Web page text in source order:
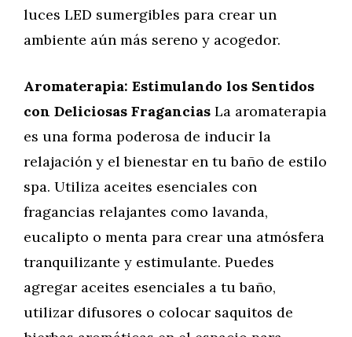
luces LED sumergibles para crear un
ambiente aún más sereno y acogedor.
Aromaterapia: Estimulando los Sentidos
con Deliciosas Fragancias La aromaterapia
es una forma poderosa de inducir la
relajación y el bienestar en tu baño de estilo
spa. Utiliza aceites esenciales con
fragancias relajantes como lavanda,
eucalipto o menta para crear una atmósfera
tranquilizante y estimulante. Puedes
agregar aceites esenciales a tu baño,
utilizar difusores o colocar saquitos de